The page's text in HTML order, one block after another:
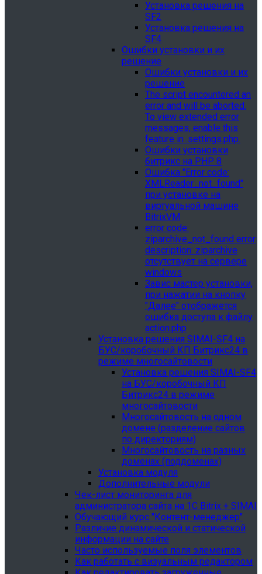
Установка решения на
SF2
Установка решения на
SF4
Ошибки установки и их
решение
Ошибки установки и их
решение
The script encountered an
error and will be aborted.
To view extended error
messages, enable this
feature in .settings.php.
Ошибки установки
битрикс на PHP 8
Ошибка "Error сode:
XMLReader_not_found"
при установке на
виртуальной машине
BitrixVM
error сode:
ziparchive_not_found error
description: ziparchive
отсутствует на сервере
windows
Завис мастер установки,
при нажатии на кнопку
"Далее" отображется
ошибка доступа к файлу
action.php
Установка решения SIMAI-SF4 на
БУС/коробочный КП Битрикс24 в
режиме многосайтовости
Установка решения SIMAI-SF4
на БУС/коробочный КП
Битрикс24 в режиме
многосайтовости
Многосайтовость на одном
домене (разделение сайтов
по директориям)
Многосайтовость на разных
доменах (поддоменах)
Установка модуля
Дополнительные модули
Чек-лист мониторинга для
администратора сайта на 1С Bitrix + SIMAI
Обучающий курс "Контент-менеджер"
Различие динамической и статической
информации на сайте
Часто используемые поля элементов
Как работать с визуальным редактором